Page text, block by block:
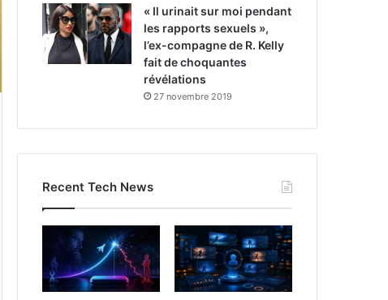
« Il urinait sur moi pendant
les rapports sexuels »,
l’ex-compagne de R. Kelly
fait de choquantes
révélations
27 novembre 2019
Recent Tech News